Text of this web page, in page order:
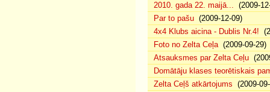
2010. gada 22. maijā... (2009-
Par to pašu (2009-12-09)
4x4 Klubs aicina - Dublis Nr.4!
Foto no Zelta Ceļa(2009-09-29)
Atsauksmes par Zelta Ceļu
Domātāju klases teorētiskais
Zelta Ceļš atkārtojums (2009-